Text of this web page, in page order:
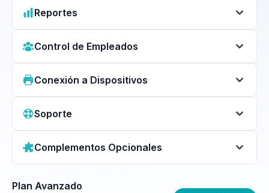
1%
Reportes
Control de Empleados
Conexión a Dispositivos
Soporte
Complementos Opcionales
Plan Avanzado